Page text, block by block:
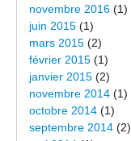
novembre 2016 (1)
juin 2015 (1)
mars 2015 (2)
février 2015 (1)
janvier 2015 (2)
novembre 2014 (1)
octobre 2014 (1)
septembre 2014 (2)